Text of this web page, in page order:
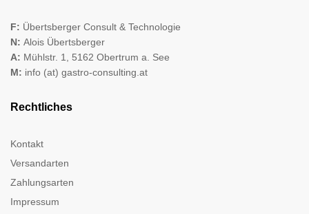
F: Übertsberger Consult & Technologie
N: Alois Übertsberger
A: Mühlstr. 1, 5162 Obertrum a. See
M: info (at) gastro-consulting.at
Rechtliches
Kontakt
Versandarten
Zahlungsarten
Impressum